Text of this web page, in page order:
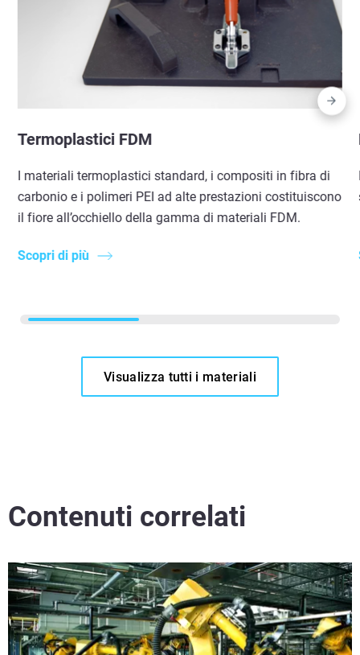
Termoplastici FDM
I materiali termoplastici standard, i compositi in fibra di
carbonio e i polimeri PEI ad alte prestazioni costituiscono
il fiore all’occhiello della gamma di materiali FDM.
Scopri di più
Visualizza tutti i materiali
Contenuti correlati